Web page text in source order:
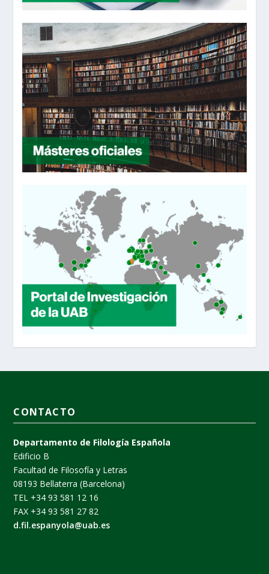
CONTACTO
Departamento de Filología Española
Edificio B
Facultad de Filosofía y Letras
08193 Bellaterra (Barcelona)
TEL +34 93 581 12 16
FAX +34 93 581 27 82
d.fil.espanyola@uab.es